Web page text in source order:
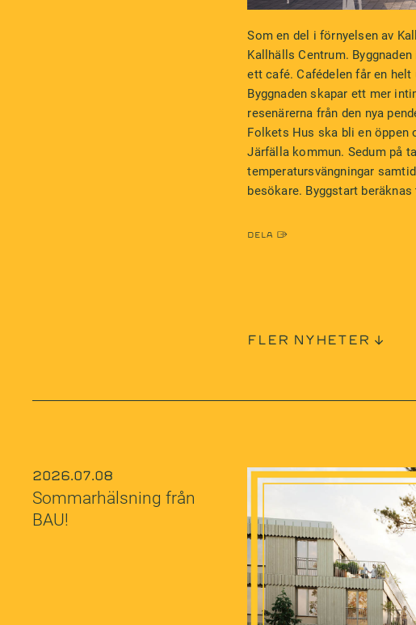
Som en del i förnyelsen av
Kallhälls Centrum.
ett café. Cafédelen får en
Byggnaden skapar ett mer
resenärerna från den nya
Folkets Hus ska bli en öppen
Järfälla kommun. Sedum på
temperatursvängningar
besökare. Byggstart
FLER NYHETER
2026.07.08
Sommarhälsning från
BAU!